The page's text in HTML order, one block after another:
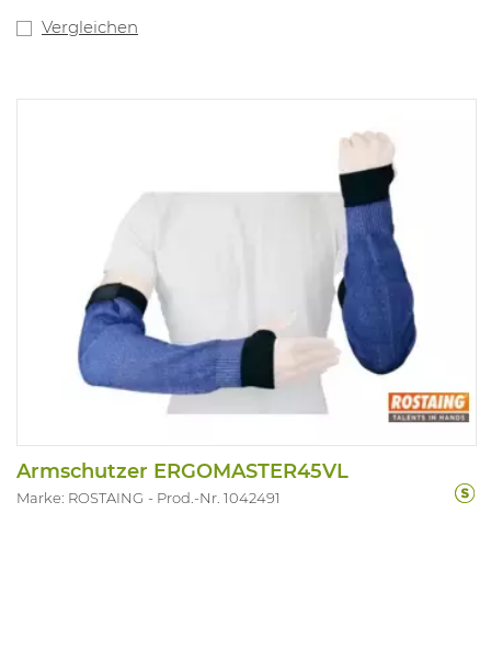
Vergleichen
Armschutzer ERGOMASTER45VL
Marke: ROSTAING Prod.-Nr. 1042491